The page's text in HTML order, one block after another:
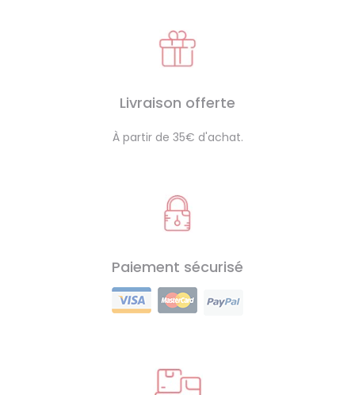
Livraison offerte
À partir de 35€ d'achat.
Paiement sécurisé